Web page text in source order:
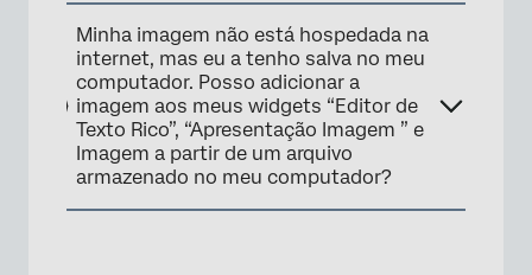
Minha imagem não está hospedada na
internet, mas eu a tenho salva no meu
computador. Posso adicionar a
imagem aos meus widgets “Editor de
Texto Rico”, “Apresentação Imagem ” e
Imagem a partir de um arquivo
armazenado no meu computador?